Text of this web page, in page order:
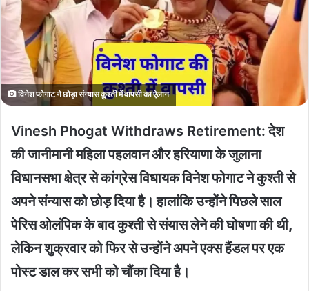
विनेश फोगाट ने छोड़ा संन्यास कुश्ती में वापसी का ऐलान
Vinesh Phogat Withdraws Retirement:देश
की जानीमानी महिला पहलवान और हरियाणा के जुलाना
विधानसभा क्षेत्र से कांग्रेस विधायक विनेश फोगाट ने कुश्ती से
अपने संन्यास को छोड़ दिया है। हालांकि उन्होंने पिछले साल
पेरिस ओलंपिक के बाद कुश्ती से संयास लेने की घोषणा की थी,
लेकिन शुक्रवार को फिर से उन्होंने अपने एक्स हैंडल पर एक
पोस्ट डाल कर सभी को चौंका दिया है।